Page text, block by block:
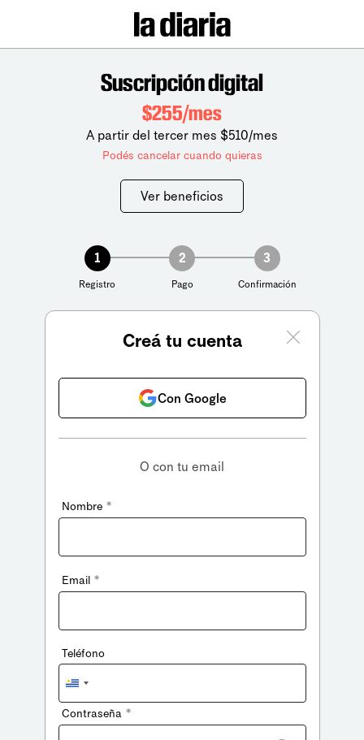
Suscripción digital
$255/mes
A partir del tercer mes $510/mes
Podés cancelar cuando quieras
Ver beneficios
1
Registro
2
Pago
3
Confirmación
Creá tu cuenta
Con Google
O con tu email
Nombre *
Email *
Teléfono
Uruguay
+598
Contraseña *